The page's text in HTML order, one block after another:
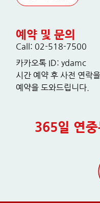
예약 및 문의
Call: 02-518-7500
카카오톡 ID: ydamc
시간 예약 후 사전 연락
예약을 도와드립니다.
365일 연